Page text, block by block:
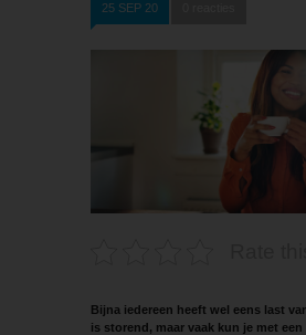
25 SEP 20
Bijna iedereen heeft wel eens last
is storend, maar vaak kun je met